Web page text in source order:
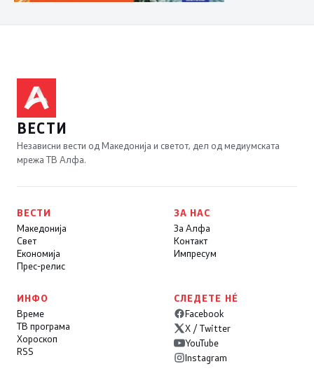
ВЕСТИ
Независни вести од Македонија и светот, дел од медиумската
мрежа ТВ Алфа.
ВЕСТИ
Македонија
Свет
Економија
Прес-релис
ЗА НАС
За Алфа
Контакт
Импресум
ИНФО
Време
ТВ програма
Хороскоп
RSS
СЛЕДЕТЕ НÉ
Facebook
X / Twitter
YouTube
Instagram